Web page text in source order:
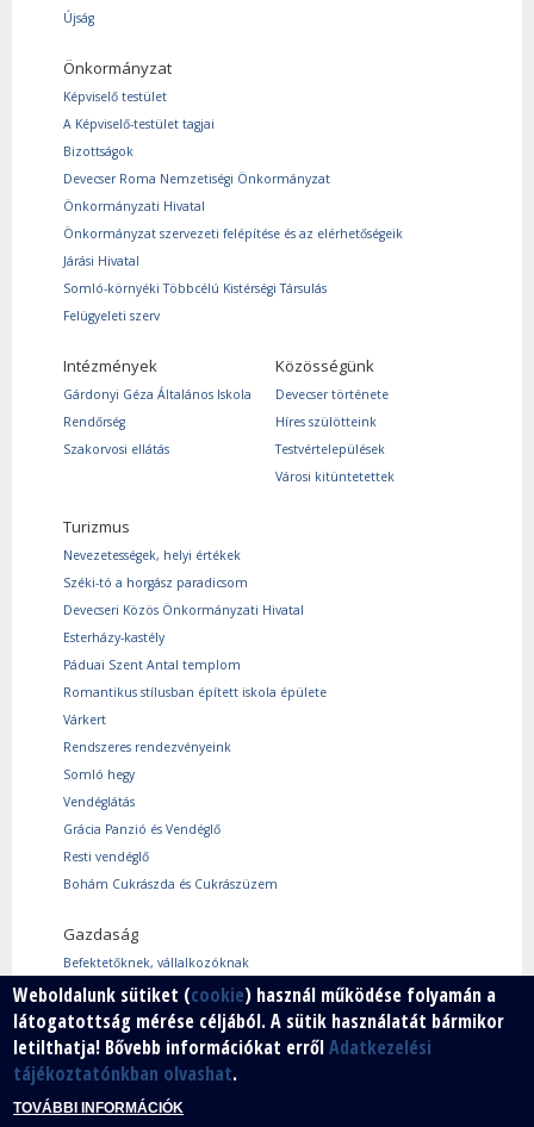
Újság
Önkormányzat
Képviselő testület
A Képviselő-testület tagjai
Bizottságok
Devecser Roma Nemzetiségi Önkormányzat
Önkormányzati Hivatal
Önkormányzat szervezeti felépítése és az elérhetőségeik
Járási Hivatal
Somló-környéki Többcélú Kistérségi Társulás
Felügyeleti szerv
Intézmények
Gárdonyi Géza Általános Iskola
Rendőrség
Szakorvosi ellátás
Közösségünk
Devecser története
Híres szülötteink
Testvértelepülések
Városi kitüntetettek
Turizmus
Nevezetességek, helyi értékek
Széki-tó a horgász paradicsom
Devecseri Közös Önkormányzati Hivatal
Esterházy-kastély
Páduai Szent Antal templom
Romantikus stílusban épített iskola épülete
Várkert
Rendszeres rendezvényeink
Somló hegy
Vendéglátás
Grácia Panzió és Vendéglő
Resti vendéglő
Bohám Cukrászda és Cukrászüzem
Gazdaság
Befektetőknek, vállalkozóknak
Használtcikk piac
Márkáink
Szabad vállalkozói zóna
Vállalkozók
Weboldalunk sütiket (cookie) használ működése folyamán a
látogatottság mérése céljából. A sütik használatát bármikor
letilthatja! Bővebb információkat errőlAdatkezelési
tájékoztatónkban olvashat.
TOVÁBBI INFORMÁCIÓK